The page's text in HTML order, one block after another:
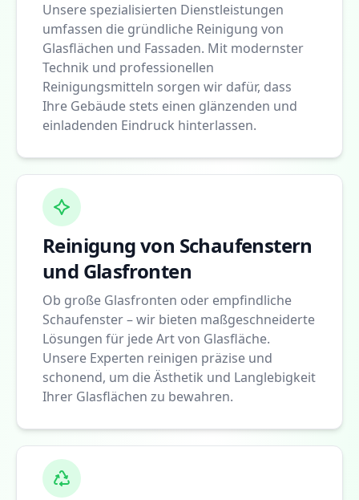
Unsere spezialisierten Dienstleistungen
umfassen die gründliche Reinigung von
Glasflächen und Fassaden. Mit modernster
Technik und professionellen
Reinigungsmitteln sorgen wir dafür, dass
Ihre Gebäude stets einen glänzenden und
einladenden Eindruck hinterlassen.
Reinigung von Schaufenstern
und Glasfronten
Ob große Glasfronten oder empfindliche
Schaufenster – wir bieten maßgeschneiderte
Lösungen für jede Art von Glasfläche.
Unsere Experten reinigen präzise und
schonend, um die Ästhetik und Langlebigkeit
Ihrer Glasflächen zu bewahren.